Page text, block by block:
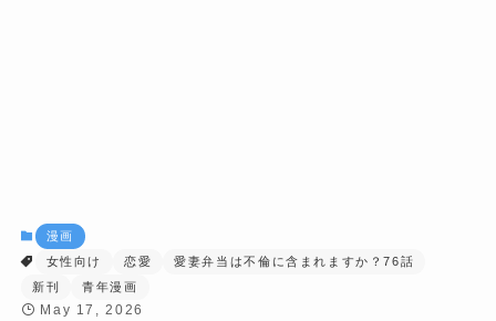
漫画
女性向け
恋愛
愛妻弁当は不倫に含まれますか？76話
新刊
青年漫画
May 17, 2026